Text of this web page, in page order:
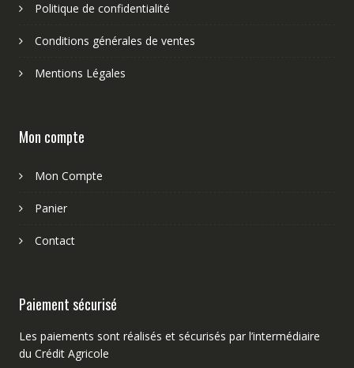
Politique de confidentialité
Conditions générales de ventes
Mentions Légales
Mon compte
Mon Compte
Panier
Contact
Paiement sécurisé
Les paiements sont réalisés et sécurisés par l’intermédiaire
du Crédit Agricole